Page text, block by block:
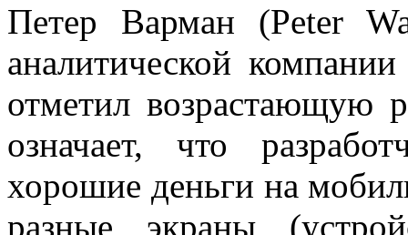
Петер Варман (Peter
аналитической
отметил возрастающую
означает, что
хорошие деньги на
разные экраны